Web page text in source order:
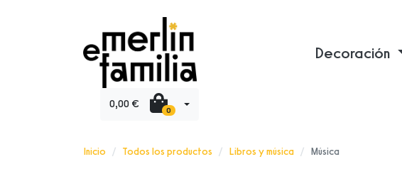
Decoración
0,00 € 0
Inicio Todos los productos Libros y música Música